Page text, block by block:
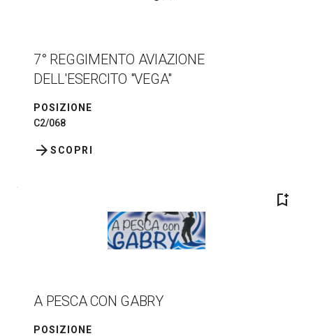
7° REGGIMENTO AVIAZIONE
DELL'ESERCITO "VEGA"
POSIZIONE
C2/068
SCOPRI
arrow_forward
bookmark_add
A PESCA CON GABRY
POSIZIONE